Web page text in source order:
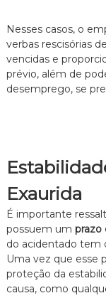
Nesses casos, o
verbas rescisórias
vencidas e
prévio, além de
desemprego, se
Exaurida
É importante
possuem um prazo
do acidentado tem
Uma vez que esse
proteção da
causa, como